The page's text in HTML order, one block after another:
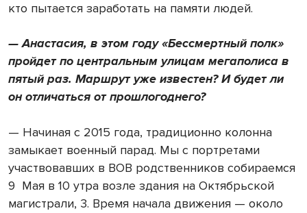
кто пытается заработать на памяти людей.
— Анастасия, в этом году «Бессмертный полк»
пройдет по центральным улицам мегаполиса в
пятый раз. Маршрут уже известен? И будет ли
он отличаться от прошлогоднего?
— Начиная с 2015 года, традиционно колонна
замыкает военный парад. Мы с портретами
участвовавших в ВОВ родственников собираемся
9 Мая в 10 утра возле здания на Октябрьской
магистрали, 3. Время начала движения — около